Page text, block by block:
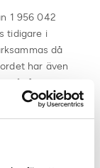
1 956 042
tidigare i
då
har även
fyra
kvar i